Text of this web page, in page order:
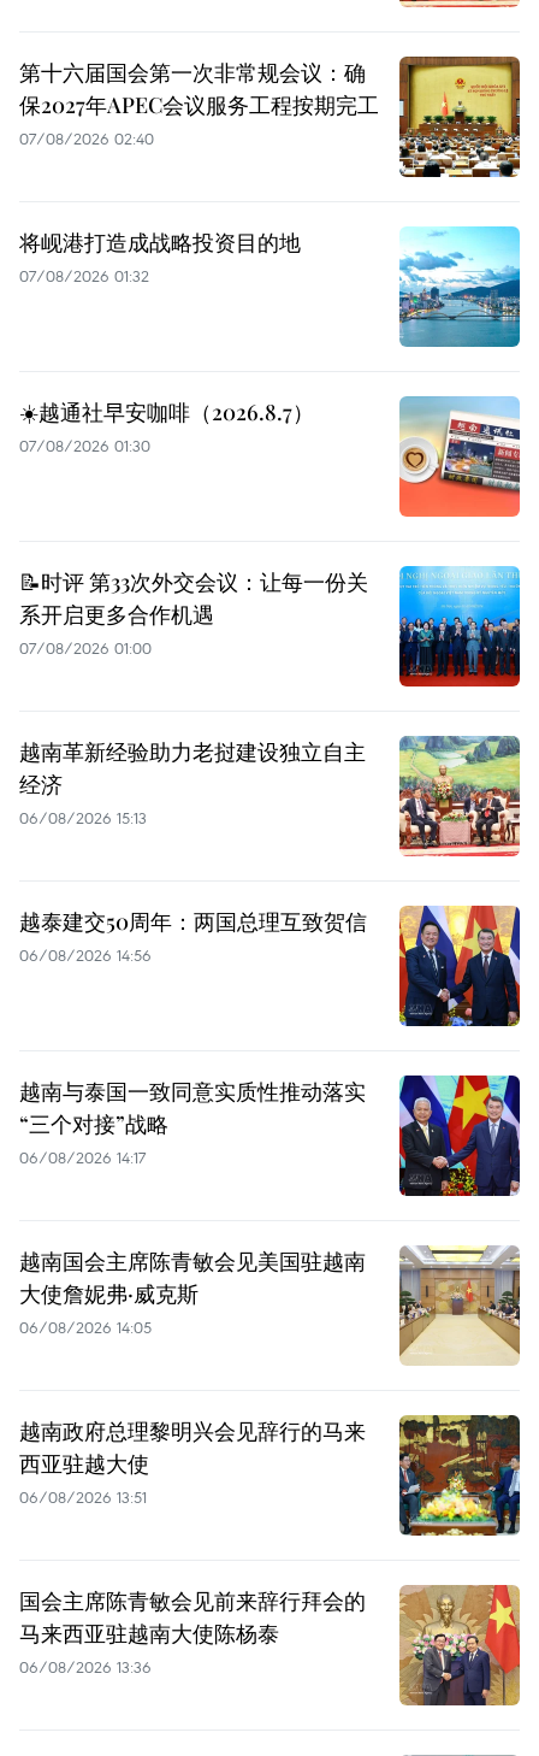
第十六届国会第一次非常规会议：确
保2027年APEC会议服务工程按期完工
07/08/2026 02:40
将岘港打造成战略投资目的地
07/08/2026 01:32
☀️越通社早安咖啡（2026.8.7）
07/08/2026 01:30
📝时评 第33次外交会议：让每一份关
系开启更多合作机遇
07/08/2026 01:00
越南革新经验助力老挝建设独立自主
经济
06/08/2026 15:13
越泰建交50周年：两国总理互致贺信
06/08/2026 14:56
越南与泰国一致同意实质性推动落实
“三个对接”战略
06/08/2026 14:17
越南国会主席陈青敏会见美国驻越南
大使詹妮弗·威克斯
06/08/2026 14:05
越南政府总理黎明兴会见辞行的马来
西亚驻越大使
06/08/2026 13:51
国会主席陈青敏会见前来辞行拜会的
马来西亚驻越南大使陈杨泰
06/08/2026 13:36